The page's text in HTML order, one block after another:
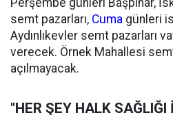
Perşembe günleri Başpınar,
semt pazarları, Cuma günleri
Aydınlıkevler semt pazarları
verecek. Örnek Mahallesi
açılmayacak.
"HER ŞEY HALK SAĞLIĞI